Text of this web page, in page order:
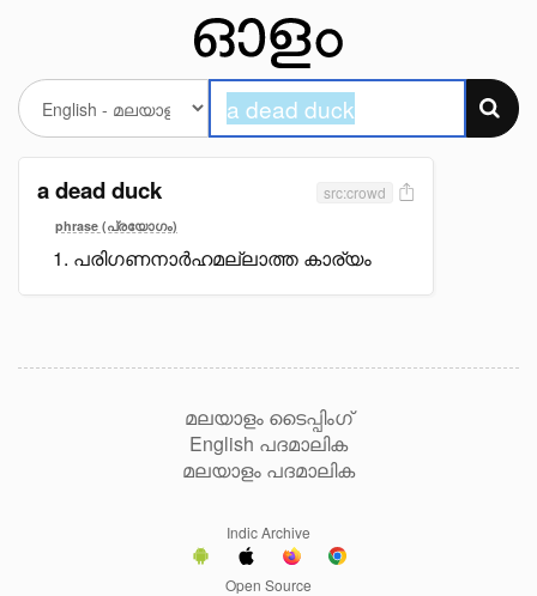
a dead duck src:crowd
phrase (പ്രയോഗം)
പരിഗണനാർഹമല്ലാത്ത കാര്യം
മലയാളം ടൈപ്പിംഗ്
English പദമാലിക
മലയാളം പദമാലിക
Indic Archive
Open Source